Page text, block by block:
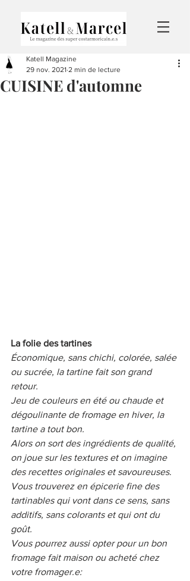
CUISINE d'automne
Katell Magazine
29 nov. 2021 2 min de lecture
La folie des tartines
Économique, sans chichi, colorée, salée
ou sucrée, la tartine fait son grand
retour.
Jeu de couleurs en été ou chaude et
dégoulinante de fromage en hiver, la
tartine a tout bon.
Alors on sort des ingrédients de qualité,
on joue sur les textures et on imagine
des recettes originales et savoureuses.
Vous trouverez en épicerie fine des
tartinables qui vont dans ce sens, sans
additifs, sans colorants et qui ont du
goût.
Vous pourrez aussi opter pour un bon
fromage fait maison ou acheté chez
votre fromager.e: